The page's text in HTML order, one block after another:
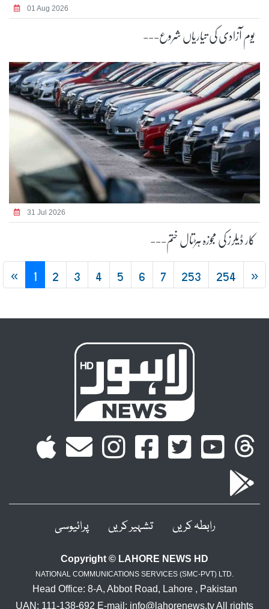
01 Aug 2026
یوم آزادی کی تیاریاں شروع---
31 Jul 2026
کار ڈیلرز کی مجوزہ ہڑتال ختم---
« 1 2 3 4 5 6 7 253 254 »
رابطہ کریں تشہیر کریں پرائیوسی
Copyright © LAHORE NEWS HD
NATIONAL COMMUNICATIONS SERVICES (SMC-PVT) LTD.
Head Office: 8-A, Abbot Road, Lahore , Pakistan
UAN: 111-138-692 E-mail: info@lahorenews.tv All rights